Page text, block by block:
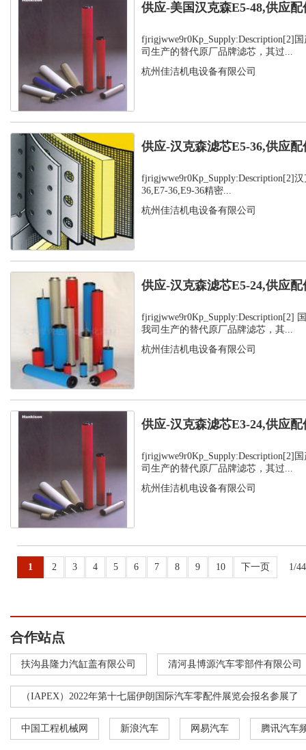
供应-美国汉克森E5-48,供应配
fjrigjwwe9r0Kp_Supply:Description[2]
司生产的替代原厂品牌滤芯，其过...
杭州佳洁机电设备有限公司
供应-汉克森滤芯E5-36,供应配
fjrigjwwe9r0Kp_Supply:Description[2]
36,E7-36,E9-36精密...
杭州佳洁机电设备有限公司
供应-汉克森滤芯E5-24,供应配
fjrigjwwe9r0Kp_Supply:Description[2]
我司生产的替代原厂品牌滤芯，其...
杭州佳洁机电设备有限公司
供应-汉克森滤芯E3-24,供应配
fjrigjwwe9r0Kp_Supply:Description[2]
司生产的替代原厂品牌滤芯，其过...
杭州佳洁机电设备有限公司
1 2 3 4 5 6 7 8 9 10 下一页 1/
合作站点
扶沟县隆力汽缸盖有限公司 清河县博源汽车零部件有限公司
（IAPEX）2022年第十七届伊朗国际汽车零配件展览会报名参展了
中国工程机械网 新浪汽车 网易汽车 腾讯汽车